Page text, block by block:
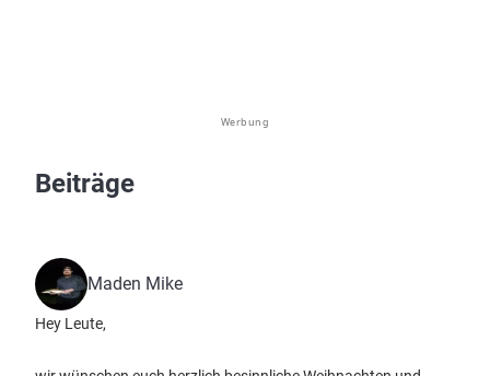
Werbung
Beiträge
Maden Mike
Hey Leute,